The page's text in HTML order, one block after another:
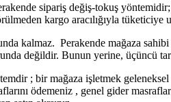
sipariş değiş-tokuş
kargo aracılığıyla tüketiciye
kalmaz. Perakende mağaza
değildir. Bunun yerine, üçüncü
; bir mağaza işletmek
ödemeniz , genel gider